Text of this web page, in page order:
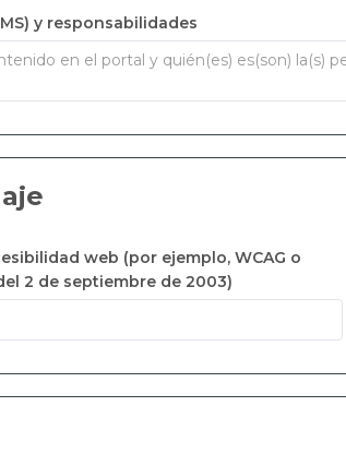
y responsabilidades
web (por ejemplo, WCAG o
2 de septiembre de 2003)